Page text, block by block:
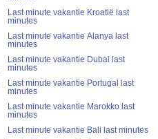
Last minute vakantie Kroatië last
minutes
Last minute vakantie Alanya last
minutes
Last minute vakantie Dubai last
minutes
Last minute vakantie Portugal last
minutes
Last minute vakantie Marokko last
minutes
Last minute vakantie Bali last minutes